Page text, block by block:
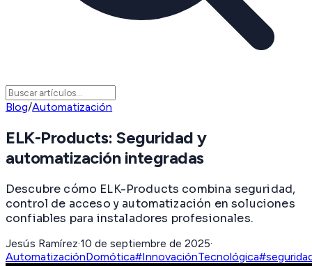
Blog/Automatización
ELK-Products: Seguridad y
automatización integradas
Descubre cómo ELK-Products combina seguridad,
control de acceso y automatización en soluciones
confiables para instaladores profesionales.
Jesús Ramírez·10 de septiembre de 2025·
AutomatizaciónDomótica#InnovaciónTecnológica